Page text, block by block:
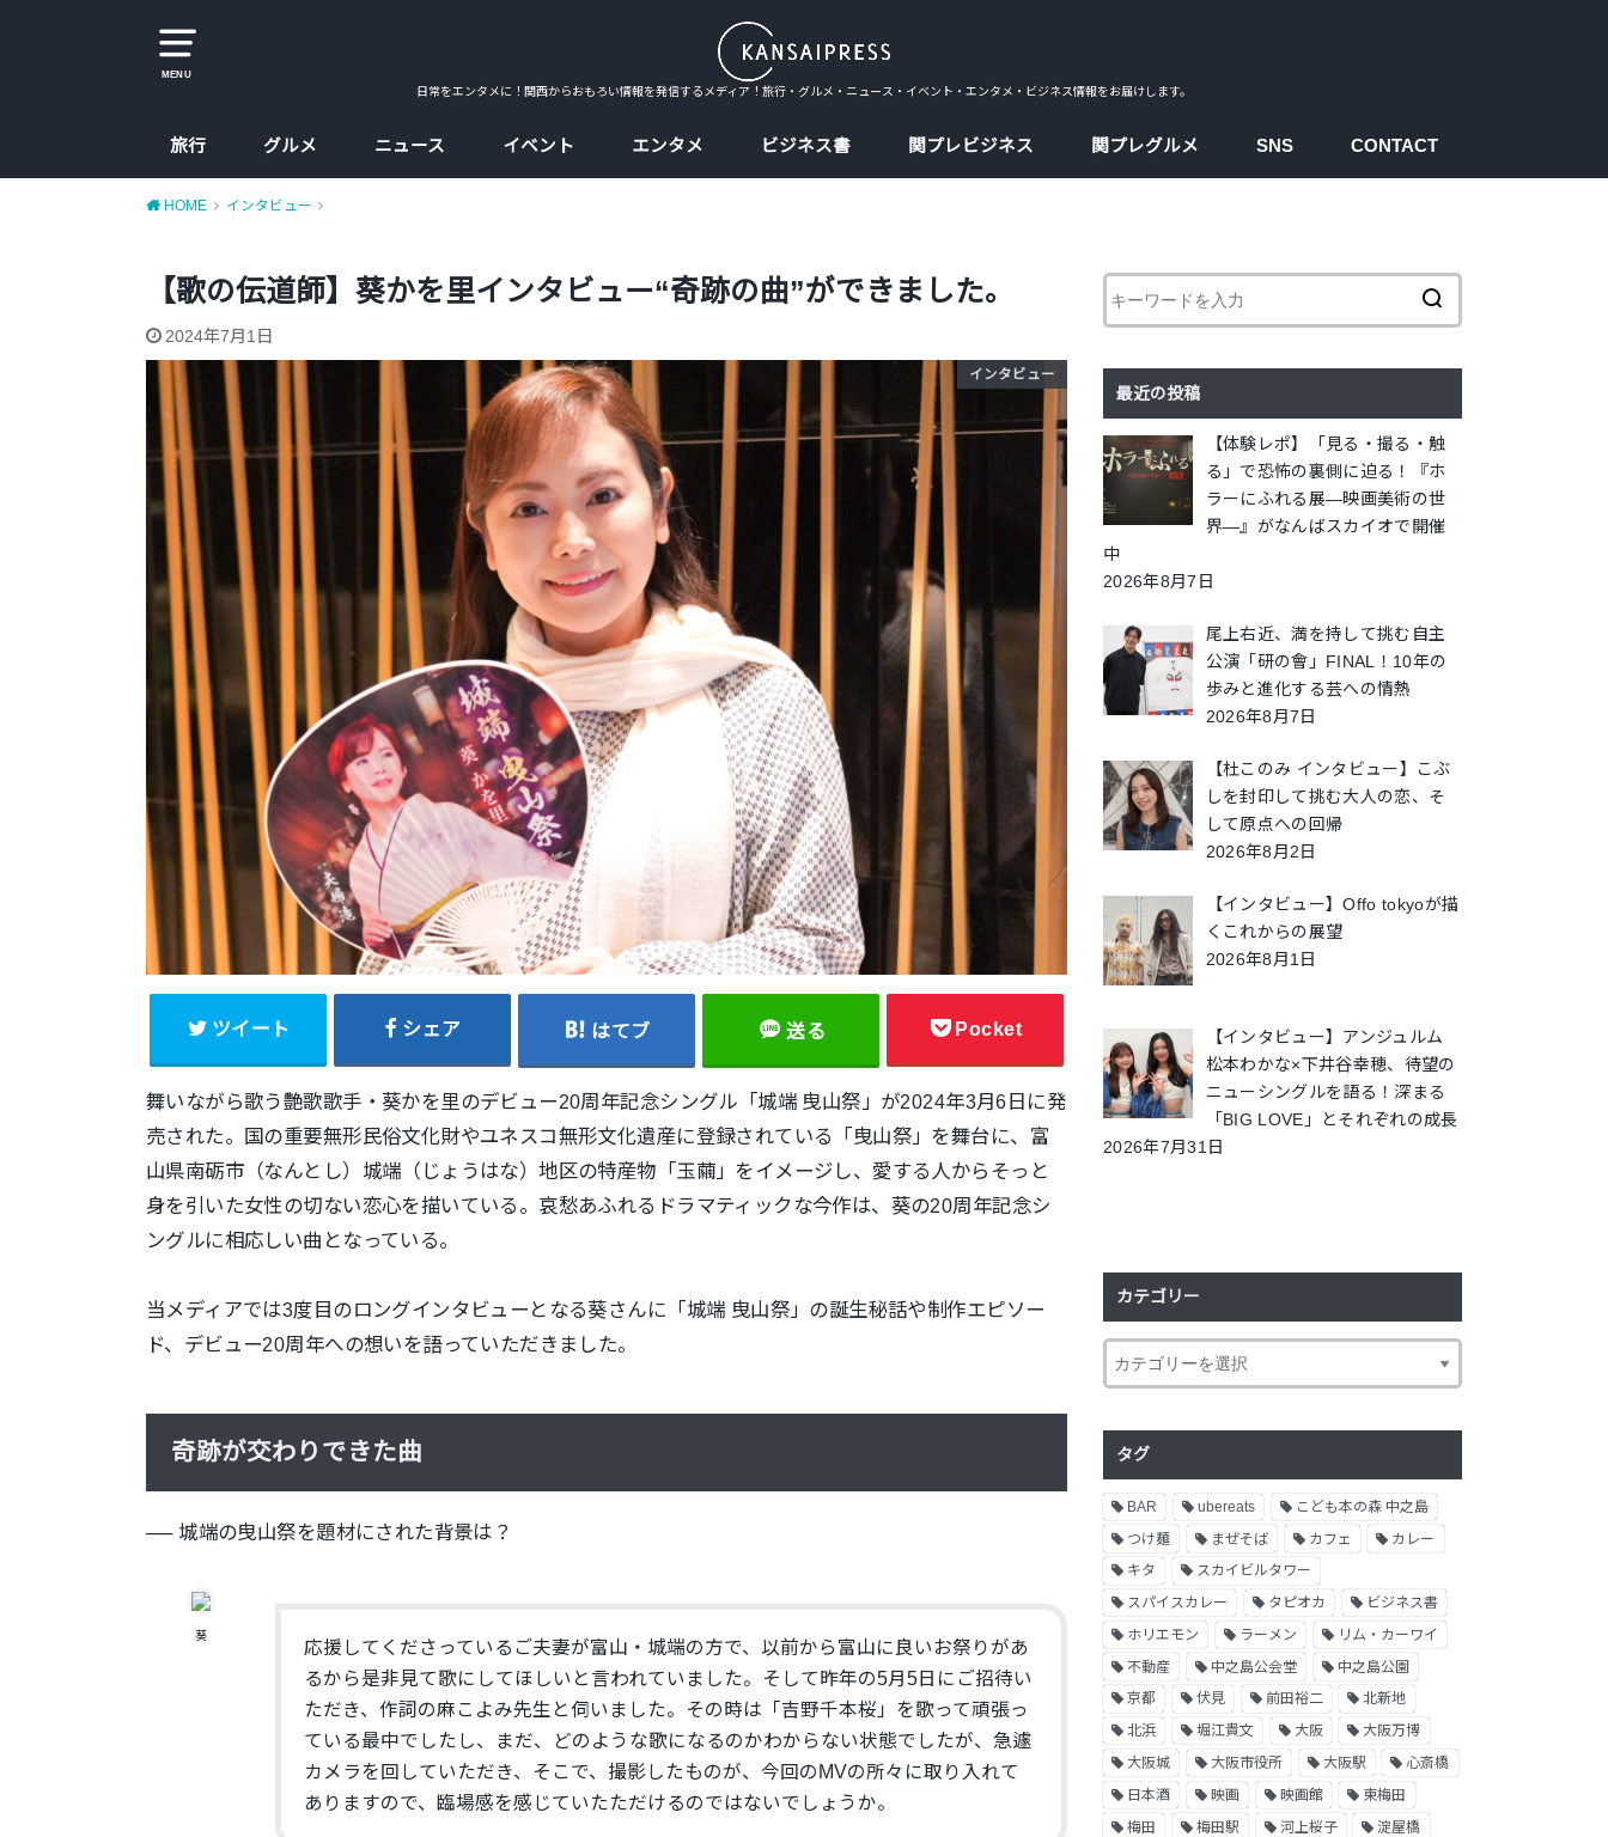
MENU
日常をエンタメに！関西からおもろい情報を発信するメディア！旅行・グルメ・ニュース・イベント・エンタメ・ビジネス情報をお届けします。
旅行
大阪
京都
兵庫
奈良
グルメ
カレー
ラーメン
カフェ
たこ焼、お好み焼
大阪コスパ飯
ニュース イベント エンタメ ビジネス書 関プレビジネス 関プレグルメ SNS CONTACT
HOME インタビュー
【歌の伝道師】葵かを里インタビュー“奇跡の曲”ができました。
2024年7月1日
インタビュー
ツイート シェア はてブ 送る Pocket
舞いながら歌う艶歌歌手・葵かを里のデビュー20周年記念シングル「城端 曳山祭」が2024年3月6日に発
売された。国の重要無形民俗文化財やユネスコ無形文化遺産に登録されている「曳山祭」を舞台に、富
山県南砺市（なんとし）城端（じょうはな）地区の特産物「玉繭」をイメージし、愛する人からそっと
身を引いた女性の切ない恋心を描いている。哀愁あふれるドラマティックな今作は、葵の20周年記念シ
ングルに相応しい曲となっている。
当メディアでは3度目のロングインタビューとなる葵さんに「城端 曳山祭」の誕生秘話や制作エピソー
ド、デビュー20周年への想いを語っていただきました。
奇跡が交わりできた曲
── 城端の曳山祭を題材にされた背景は？
葵
応援してくださっているご夫妻が富山・城端の方で、以前から富山に良いお祭りがあ
るから是非見て歌にしてほしいと言われていました。
そして昨年の5月5日にご招待い
ただき、作詞の麻こよみ先生と伺いました。その時は「吉野千本桜」を歌って頑張っ
ている最中でしたし、
まだ、どのような歌になるのかわからない状態でしたが、急遽
カメラを回していただき、
そこで、撮影したものが、今回のMVの所々に取り入れて
ありますので、臨場感を感じていたただけるのではないでしょうか。
最近の投稿
【体験レポ】「見る・撮る・触
る」で恐怖の裏側に迫る！『ホ
ラーにふれる展―映画美術の世
界―』がなんばスカイオで開催
中
2026年8月7日
尾上右近、満を持して挑む自主
公演「研の會」FINAL！10年の
歩みと進化する芸への情熱
2026年8月7日
【杜このみ インタビュー】こぶ
しを封印して挑む大人の恋、そ
して原点への回帰
2026年8月2日
【インタビュー】Offo tokyoが描
くこれからの展望
2026年8月1日
【インタビュー】アンジュルム
松本わかな×下井谷幸穂、待望の
ニューシングルを語る！深まる
「BIG LOVE」とそれぞれの成長
2026年7月31日
カテゴリー
タグ
BAR ubereats
こども本の森 中之島
つけ麺
まぜそば カフェ
カレー
キタ
スカイビルタワー
スパイスカレー
タピオカ
ビジネス書
ホリエモン
ラーメン
リム・カーワイ
不動産
中之島公会堂
中之島公園
京都
伏見 前田裕二
北新地
北浜
堀江貴文 大阪
大阪万博
大阪城
大阪市役所 大阪駅
心斎橋
日本酒
映画 映画館
東梅田
梅田
梅田駅 河上桜子
淀屋橋